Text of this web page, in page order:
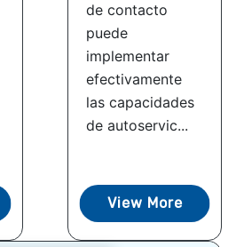
de contacto
puede
implementar
efectivamente
las capacidades
de autoservic...
View More